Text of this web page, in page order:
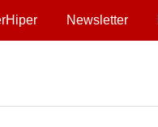
Newsletter